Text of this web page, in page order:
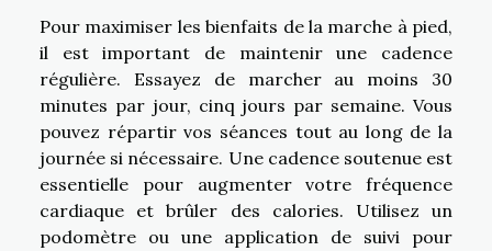
Pour maximiser les bienfaits de la marche à pied,
il est important de maintenir une cadence
régulière. Essayez de marcher au moins 30
minutes par jour, cinq jours par semaine. Vous
pouvez répartir vos séances tout au long de la
journée si nécessaire. Une cadence soutenue est
essentielle pour augmenter votre fréquence
cardiaque et brûler des calories. Utilisez un
podomètre ou une application de suivi pour